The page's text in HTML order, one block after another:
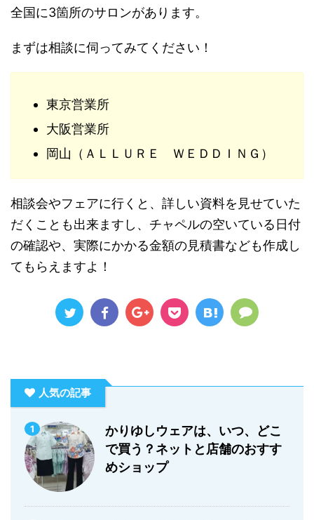
全国に3箇所のサロンがあります。
まずは相談に伺ってみてください！
東京営業所
大阪営業所
岡山（ＡＬＬＵＲＥ ＷＥＤＤＩＮＧ）
相談会やフェアに行くと、詳しい資料を見せていた
だくことも出来ますし、チャペルの空いている日付
の確認や、実際にかかる金額の見積書なども作成し
てもらえますよ！
人気の記事
1
かりゆしウェアは、いつ、どこ
で買う？ネットと店舗のおすす
めショップ